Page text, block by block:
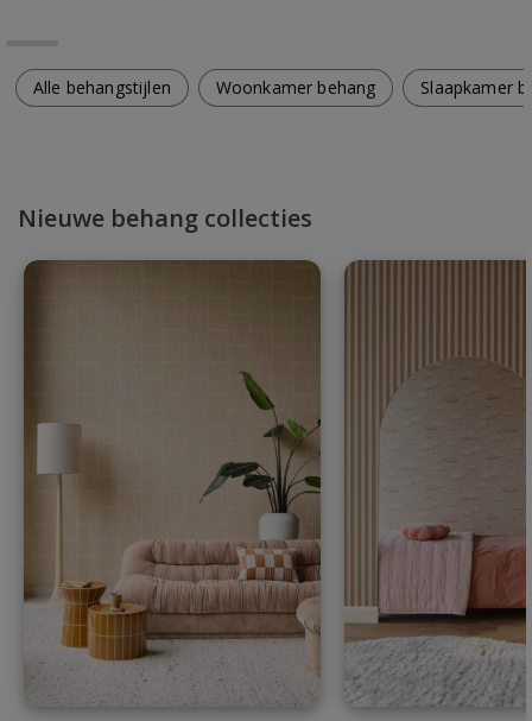
Alle behangstijlen Woonkamer behang Slaapkamer
Nieuwe behang collecties